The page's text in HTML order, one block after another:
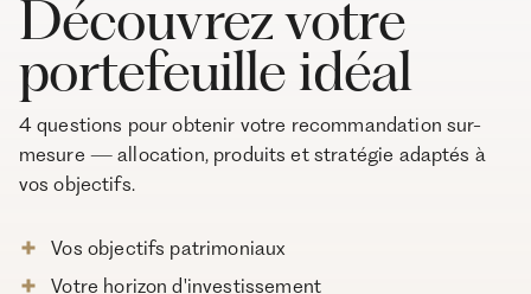
Découvrez votre
portefeuille idéal
4 questions pour obtenir votre recommandation sur-
mesure — allocation, produits et stratégie adaptés à
vos objectifs.
Vos objectifs patrimoniaux
Votre horizon d'investissement